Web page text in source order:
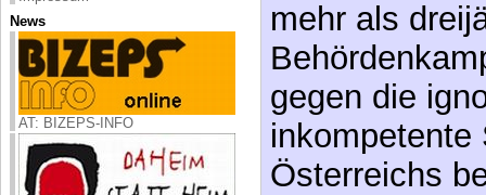
News
AT: BIZEPS-INFO
mehr als
gegen die
inkompetente
Österreichs